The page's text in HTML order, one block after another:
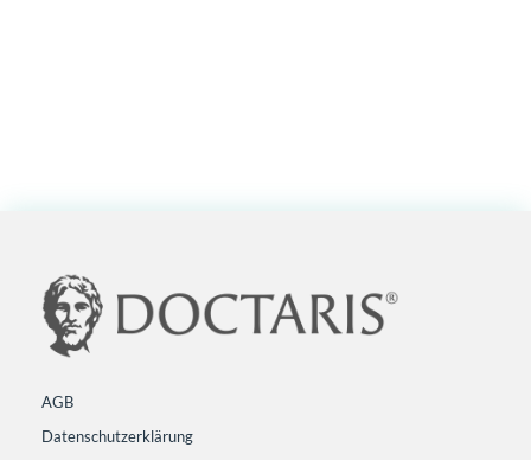
AGB
Datenschutzerklärung